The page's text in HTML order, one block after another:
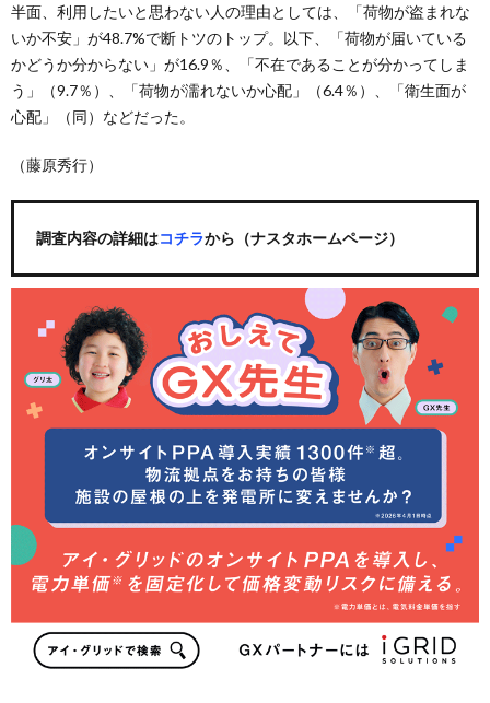
半面、利用したいと思わない人の理由としては、「荷物が盗まれな
いか不安」が48.7%で断トツのトップ。以下、「荷物が届いている
かどうか分からない」が16.9％、「不在であることが分かってしま
う」（9.7％）、「荷物が濡れないか心配」（6.4％）、「衛生面が
心配」（同）などだった。
（藤原秀行）
調査内容の詳細はコチラから（ナスタホームページ）